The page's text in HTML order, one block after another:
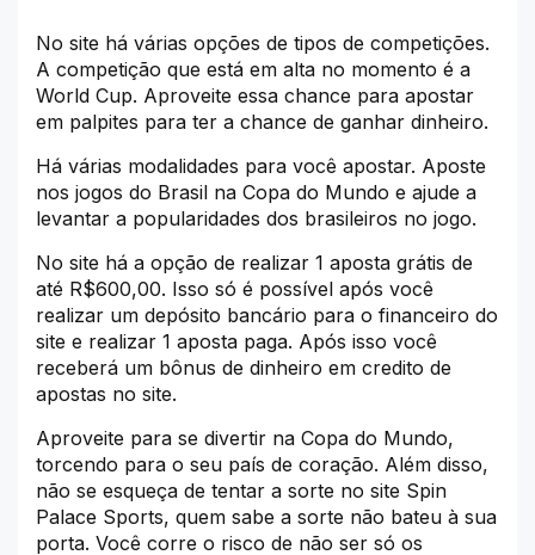
No site há várias opções de tipos de competições.
A competição que está em alta no momento é a
World Cup. Aproveite essa chance para apostar
em palpites para ter a chance de ganhar dinheiro.
Há várias modalidades para você apostar. Aposte
nos jogos do Brasil na Copa do Mundo e ajude a
levantar a popularidades dos brasileiros no jogo.
No site há a opção de realizar 1 aposta grátis de
até R$600,00. Isso só é possível após você
realizar um depósito bancário para o financeiro do
site e realizar 1 aposta paga. Após isso você
receberá um bônus de dinheiro em credito de
apostas no site.
Aproveite para se divertir na Copa do Mundo,
torcendo para o seu país de coração. Além disso,
não se esqueça de tentar a sorte no site Spin
Palace Sports, quem sabe a sorte não bateu à sua
porta. Você corre o risco de não ser só os